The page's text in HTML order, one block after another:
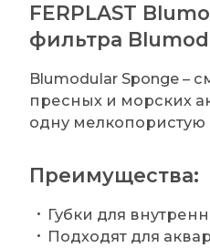
FERPLAST
фильтра
Blumodular Sponge –
пресных и морских
одну мелкопористую
Преимущества:
Губки для
Подходят для